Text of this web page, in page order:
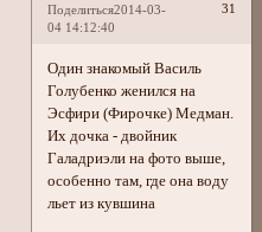
Поделиться 31
2014-03-
04 14:12:40
Один знакомый Василь
Голубенко женился на
Эсфири (Фирочке) Медман.
Их дочка - двойник
Галадриэли на фото выше,
особенно там, где она воду
льет из кувшина